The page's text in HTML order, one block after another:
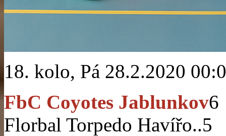
18. kolo, Pá 28.2.2020
FbC Coyotes Jablunkov6
Florbal Torpedo Havířo..5